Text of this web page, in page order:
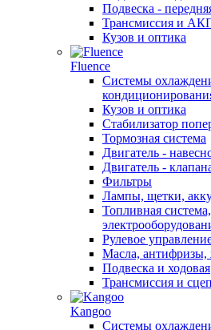
Подвеска -
Трансмиссия и
Кузов и оптика
Fluence
Системы
Кузов и оптика
Стабилизатор
Тормозная система
Двигатель -
Двигатель -
Фильтры
Лампы, щетки,
Топливная
Рулевое
Масла, антифризы,
Подвеска и ходовая
Трансмиссия и
Kangoo
Системы